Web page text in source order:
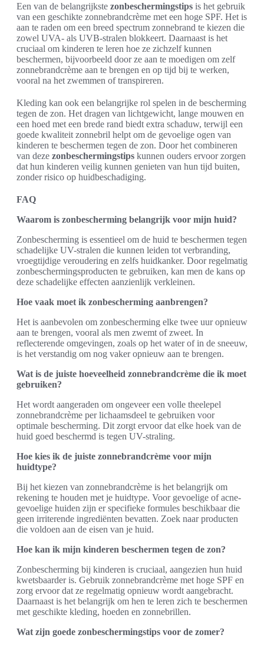
Een van de belangrijkste zonbeschermingstips is het gebruik
van een geschikte zonnebrandcrème met een hoge SPF. Het is
aan te raden om een breed spectrum zonnebrand te kiezen die
zowel UVA- als UVB-stralen blokkeert. Daarnaast is het
cruciaal om kinderen te leren hoe ze zichzelf kunnen
beschermen, bijvoorbeeld door ze aan te moedigen om zelf
zonnebrandcrème aan te brengen en op tijd bij te werken,
vooral na het zwemmen of transpireren.
Kleding kan ook een belangrijke rol spelen in de bescherming
tegen de zon. Het dragen van lichtgewicht, lange mouwen en
een hoed met een brede rand biedt extra schaduw, terwijl een
goede kwaliteit zonnebril helpt om de gevoelige ogen van
kinderen te beschermen tegen de zon. Door het combineren
van deze zonbeschermingstips kunnen ouders ervoor zorgen
dat hun kinderen veilig kunnen genieten van hun tijd buiten,
zonder risico op huidbeschadiging.
FAQ
Waarom is zonbescherming belangrijk voor mijn huid?
Zonbescherming is essentieel om de huid te beschermen tegen
schadelijke UV-stralen die kunnen leiden tot verbranding,
vroegtijdige veroudering en zelfs huidkanker. Door regelmatig
zonbeschermingsproducten te gebruiken, kan men de kans op
deze schadelijke effecten aanzienlijk verkleinen.
Hoe vaak moet ik zonbescherming aanbrengen?
Het is aanbevolen om zonbescherming elke twee uur opnieuw
aan te brengen, vooral als men zwemt of zweet. In
reflecterende omgevingen, zoals op het water of in de sneeuw,
is het verstandig om nog vaker opnieuw aan te brengen.
Wat is de juiste hoeveelheid zonnebrandcrème die ik moet
gebruiken?
Het wordt aangeraden om ongeveer een volle theelepel
zonnebrandcrème per lichaamsdeel te gebruiken voor
optimale bescherming. Dit zorgt ervoor dat elke hoek van de
huid goed beschermd is tegen UV-straling.
Hoe kies ik de juiste zonnebrandcrème voor mijn
huidtype?
Bij het kiezen van zonnebrandcrème is het belangrijk om
rekening te houden met je huidtype. Voor gevoelige of acne-
gevoelige huiden zijn er specifieke formules beschikbaar die
geen irriterende ingrediënten bevatten. Zoek naar producten
die voldoen aan de eisen van je huid.
Hoe kan ik mijn kinderen beschermen tegen de zon?
Zonbescherming bij kinderen is cruciaal, aangezien hun huid
kwetsbaarder is. Gebruik zonnebrandcrème met hoge SPF en
zorg ervoor dat ze regelmatig opnieuw wordt aangebracht.
Daarnaast is het belangrijk om hen te leren zich te beschermen
met geschikte kleding, hoeden en zonnebrillen.
Wat zijn goede zonbeschermingstips voor de zomer?